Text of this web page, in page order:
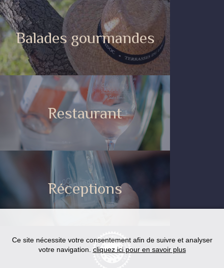
Balades gourmandes
Restaurant
Réceptions
Ce site nécessite votre consentement afin de suivre et analyser
votre navigation. cliquez ici pour en savoir plus